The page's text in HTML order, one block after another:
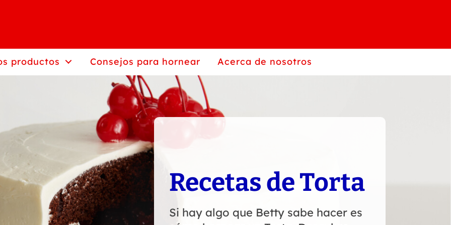
productos Consejos para hornear Acerca de nosotros
Recetas de Torta
Si hay algo que Betty sabe hacer es